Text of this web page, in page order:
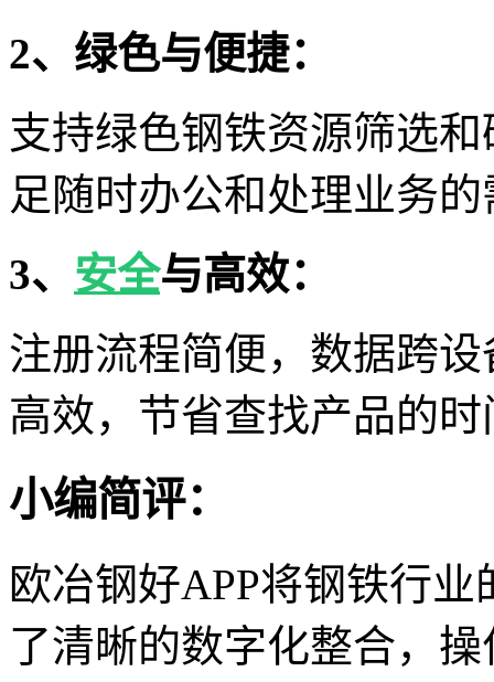
2、绿色与便捷：
支持绿色钢铁资源筛选
足随时办公和处理业务
3、 安全与高效：
注册流程简便，数据跨
高效，节省查找产品的时
小编简评：
欧冶钢好APP将钢铁行
了清晰的数字化整合，